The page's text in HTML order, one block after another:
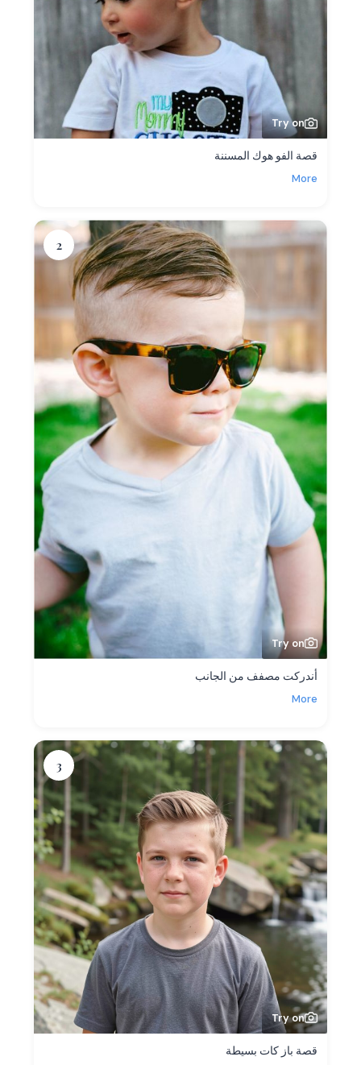
Try on
قصة الفو هوك المسننة
More
2
Try on
أندركت مصفف من الجانب
More
3
Try on
قصة باز كات بسيطة